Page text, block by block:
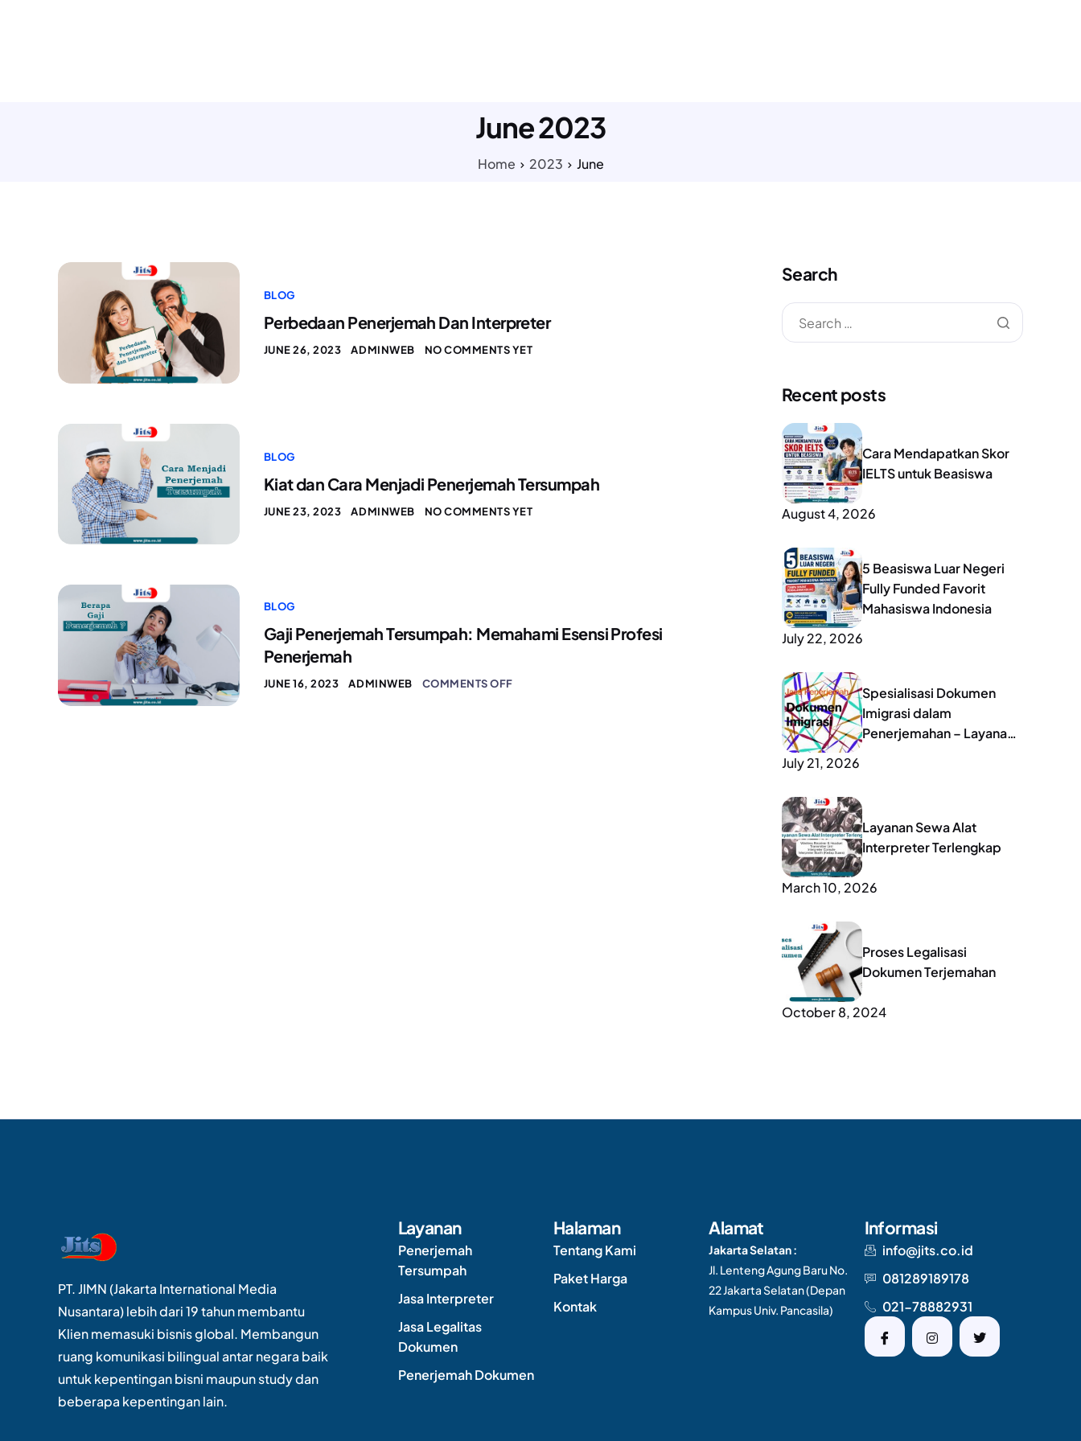
June 2023
Home 2023 June
BLOG
Perbedaan Penerjemah Dan Interpreter
JUNE 26, 2023 ADMINWEB NO COMMENTS YET
BLOG
Kiat dan Cara Menjadi Penerjemah Tersumpah
JUNE 23, 2023 ADMINWEB NO COMMENTS YET
BLOG
Gaji Penerjemah Tersumpah: Memahami Esensi Profesi
Penerjemah
JUNE 16, 2023 ADMINWEB COMMENTS OFF
Search
Recent posts
Cara Mendapatkan Skor
IELTS untuk Beasiswa
August 4, 2026
5 Beasiswa Luar Negeri
Fully Funded Favorit
Mahasiswa Indonesia
July 22, 2026
Spesialisasi Dokumen
Imigrasi dalam
Penerjemahan – Layanan
July 21, 2026
Layanan Sewa Alat
Interpreter Terlengkap
March 10, 2026
Proses Legalisasi
Dokumen Terjemahan
October 8, 2024
PT. JIMN (Jakarta International Media
Nusantara) lebih dari 19 tahun membantu
Klien memasuki bisnis global. Membangun
ruang komunikasi bilingual antar negara baik
untuk kepentingan bisni maupun study dan
beberapa kepentingan lain.
Layanan
Penerjemah
Tersumpah
Jasa Interpreter
Jasa Legalitas
Dokumen
Penerjemah Dokumen
Halaman
Tentang Kami
Paket Harga
Kontak
Alamat
Jakarta Selatan :
Jl. Lenteng Agung Baru No.
22 Jakarta Selatan (Depan
Kampus Univ. Pancasila)
Informasi
info@jits.co.id
081289189178
021-78882931